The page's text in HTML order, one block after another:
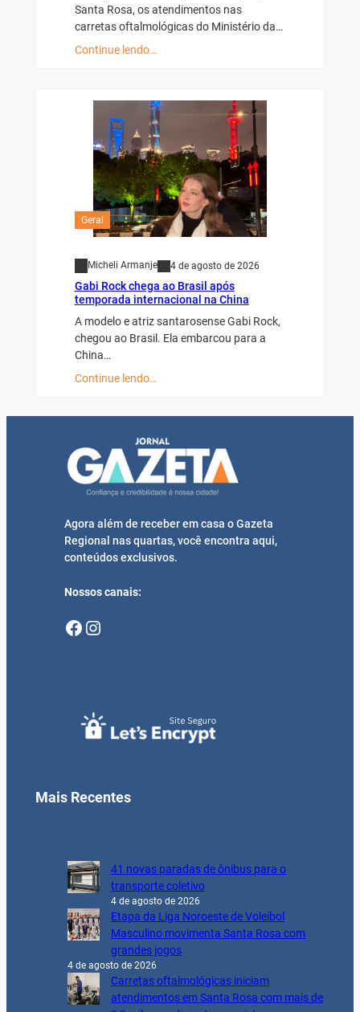
Santa Rosa, os atendimentos nas
carretas oftalmológicas do Ministério da…
Continue lendo…
Geral
Micheli Armanje 4 de agosto de 2026
Gabi Rock chega ao Brasil após
temporada internacional na China
A modelo e atriz santarosense Gabi Rock,
chegou ao Brasil. Ela embarcou para a
China…
Continue lendo…
Agora além de receber em casa o Gazeta
Regional nas quartas, você encontra aqui,
conteúdos exclusivos.
Nossos canais:
Facebook Instagram
Mais Recentes
41 novas paradas de ônibus para o
transporte coletivo
4 de agosto de 2026
Etapa da Liga Noroeste de Voleibol
Masculino movimenta Santa Rosa com
grandes jogos
4 de agosto de 2026
Carretas oftalmológicas iniciam
atendimentos em Santa Rosa com mais de